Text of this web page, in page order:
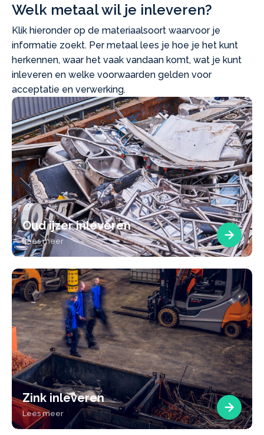
Welk metaal wil je inleveren?
Klik hieronder op de materiaalsoort waarvoor je
informatie zoekt. Per metaal lees je hoe je het kunt
herkennen, waar het vaak vandaan komt, wat je kunt
inleveren en welke voorwaarden gelden voor
acceptatie en verwerking.
Oud ijzer inleveren
Lees meer
Zink inleveren
Lees meer